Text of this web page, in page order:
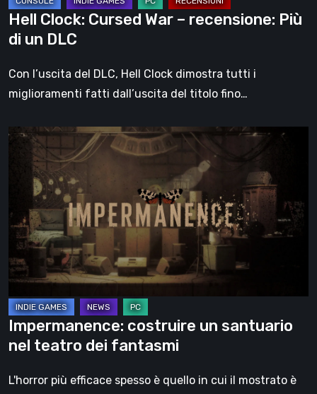
DLC
Hell Clock: Cursed War – recensione: Più
di un DLC
Con l’uscita del DLC, Hell Clock dimostra tutti i
miglioramenti fatti dall’uscita del titolo fino…
Impermanence:
costruire
santuario
nel
teatro
dei
fantasmi
Impermanence: costruire un santuario
nel teatro dei fantasmi
L'horror più efficace spesso è quello in cui il mostrato è